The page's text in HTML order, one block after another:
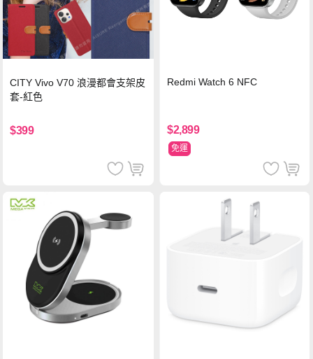
CITY Vivo V70 浪漫都會支架皮
套-紅色
$399
Redmi Watch 6 NFC
$2,899
免運